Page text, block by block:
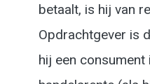
betaalt, is hij van
Opdrachtgever is
hij een